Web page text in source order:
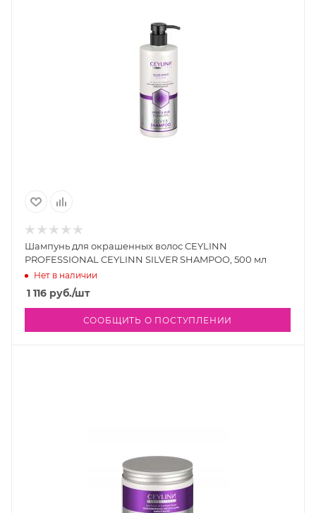
Шампунь для окрашенных волос CEYLINN
PROFESSIONAL CEYLINN SILVER SHAMPOO, 500 мл
Нет в наличии
1 116 руб./шт
СООБЩИТЬ О ПОСТУПЛЕНИИ